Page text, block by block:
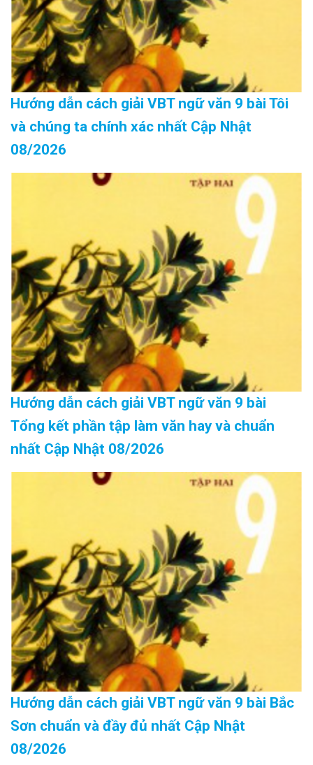
Hướng dẫn cách giải VBT ngữ văn 9 bài Tôi
và chúng ta chính xác nhất Cập Nhật
08/2026
Hướng dẫn cách giải VBT ngữ văn 9 bài
Tổng kết phần tập làm văn hay và chuẩn
nhất Cập Nhật 08/2026
Hướng dẫn cách giải VBT ngữ văn 9 bài Bắc
Sơn chuẩn và đầy đủ nhất Cập Nhật
08/2026